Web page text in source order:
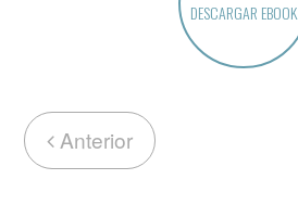
DESCARGAR EBOOK
Anterior